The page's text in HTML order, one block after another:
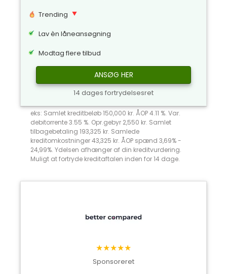
Trending
Lav èn låneansøgning
Modtag flere tilbud
ANSØG HER
14 dages fortrydelsesret
eks: Samlet kreditbeløb 150,000 kr. ÅOP 4.11 %. Var.
debitorrente 3.55 %. Opr.gebyr 2,550 kr. Samlet
tilbagebetaling 193,325 kr. Samlede
kreditomkostninger 43,325 kr. ÅOP spænd 3,69% -
24,99%. Ydelsen afhænger af din kreditvurdering.
Muligt at fortryde kreditaftalen inden for 14 dage.
★★★★★
Sponsoreret